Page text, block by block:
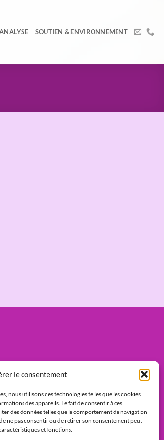
le consentement
nous utilisons des technologies telles que les cookies
des appareils. Le fait de consentir à ces
des données telles que le comportement de navigation
ne pas consentir ou de retirer son consentement peut
et fonctions.
SOUTIEN & ENVIRONNEMENT